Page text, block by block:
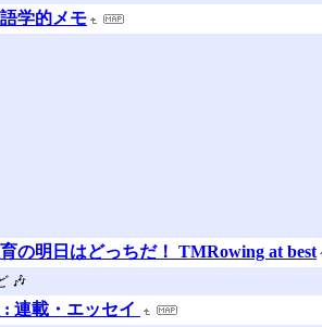
学的メモ
の明日はどっちだ！ TMRowing at best
🎶
: 連載・エッセイ